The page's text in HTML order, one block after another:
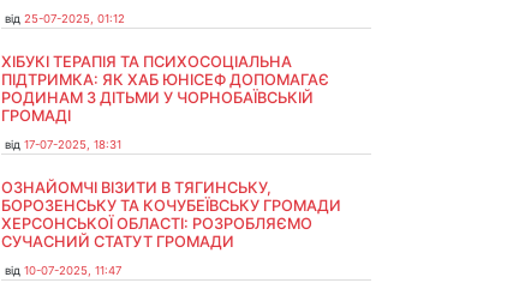
від 25-07-2025, 01:12
ХІБУКІ ТЕРАПІЯ ТА ПСИХОСОЦІАЛЬНА
ПІДТРИМКА: ЯК ХАБ ЮНІСЕФ ДОПОМАГАЄ
РОДИНАМ З ДІТЬМИ У ЧОРНОБАЇВСЬКІЙ
ГРОМАДІ
від 17-07-2025, 18:31
ОЗНАЙОМЧІ ВІЗИТИ В ТЯГИНСЬКУ,
БОРОЗЕНСЬКУ ТА КОЧУБЕЇВСЬКУ ГРОМАДИ
ХЕРСОНСЬКОЇ ОБЛАСТІ: РОЗРОБЛЯЄМО
СУЧАСНИЙ СТАТУТ ГРОМАДИ
від 10-07-2025, 11:47